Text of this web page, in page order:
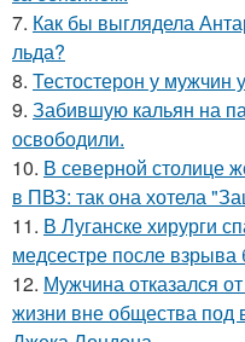
7. Как бы выглядела
льда?
8. Тестостерон у мужчин
9. Забившую кальян на
освободили.
10. В северной столице
в ПВЗ: так она хотела
11. В Луганске хирурги
медсестре после взрыва
12. Мужчина отказался
жизни вне общества под